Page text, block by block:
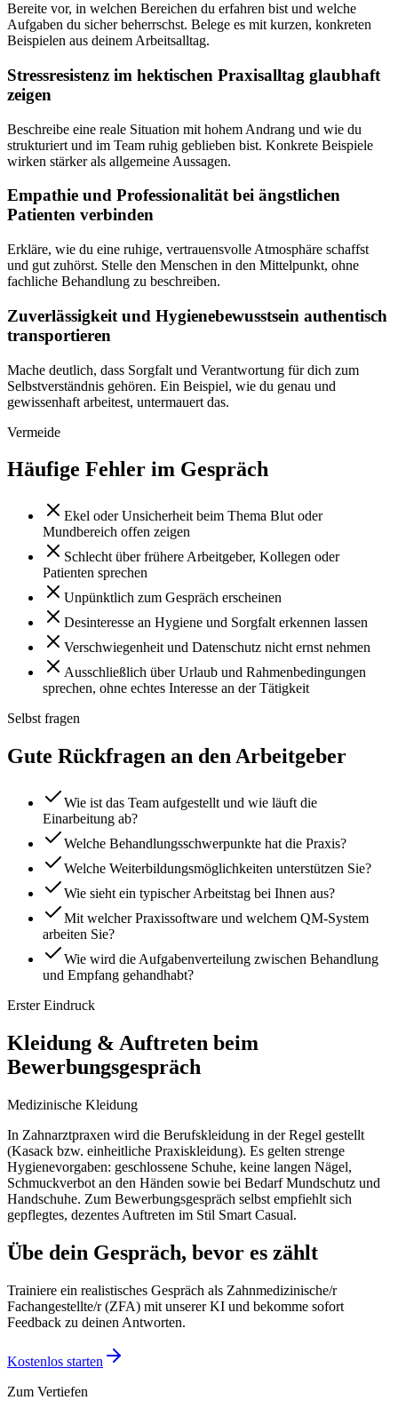
Bereite vor, in welchen Bereichen du erfahren bist und welche
Aufgaben du sicher beherrschst. Belege es mit kurzen, konkreten
Beispielen aus deinem Arbeitsalltag.
Stressresistenz im hektischen Praxisalltag glaubhaft
zeigen
Beschreibe eine reale Situation mit hohem Andrang und wie du
strukturiert und im Team ruhig geblieben bist. Konkrete Beispiele
wirken stärker als allgemeine Aussagen.
Empathie und Professionalität bei ängstlichen
Patienten verbinden
Erkläre, wie du eine ruhige, vertrauensvolle Atmosphäre schaffst
und gut zuhörst. Stelle den Menschen in den Mittelpunkt, ohne
fachliche Behandlung zu beschreiben.
Zuverlässigkeit und Hygienebewusstsein authentisch
transportieren
Mache deutlich, dass Sorgfalt und Verantwortung für dich zum
Selbstverständnis gehören. Ein Beispiel, wie du genau und
gewissenhaft arbeitest, untermauert das.
Vermeide
Häufige Fehler im Gespräch
Ekel oder Unsicherheit beim Thema Blut oder
Mundbereich offen zeigen
Schlecht über frühere Arbeitgeber, Kollegen oder
Patienten sprechen
Unpünktlich zum Gespräch erscheinen
Desinteresse an Hygiene und Sorgfalt erkennen lassen
Verschwiegenheit und Datenschutz nicht ernst nehmen
Ausschließlich über Urlaub und Rahmenbedingungen
sprechen, ohne echtes Interesse an der Tätigkeit
Selbst fragen
Gute Rückfragen an den Arbeitgeber
Wie ist das Team aufgestellt und wie läuft die
Einarbeitung ab?
Welche Behandlungsschwerpunkte hat die Praxis?
Welche Weiterbildungsmöglichkeiten unterstützen Sie?
Wie sieht ein typischer Arbeitstag bei Ihnen aus?
Mit welcher Praxissoftware und welchem QM-System
arbeiten Sie?
Wie wird die Aufgabenverteilung zwischen Behandlung
und Empfang gehandhabt?
Erster Eindruck
Kleidung & Auftreten beim
Bewerbungsgespräch
Medizinische Kleidung
In Zahnarztpraxen wird die Berufskleidung in der Regel gestellt
(Kasack bzw. einheitliche Praxiskleidung). Es gelten strenge
Hygienevorgaben: geschlossene Schuhe, keine langen Nägel,
Schmuckverbot an den Händen sowie bei Bedarf Mundschutz und
Handschuhe. Zum Bewerbungsgespräch selbst empfiehlt sich
gepflegtes, dezentes Auftreten im Stil Smart Casual.
Übe dein Gespräch, bevor es zählt
Trainiere ein realistisches Gespräch als Zahnmedizinische/r
Fachangestellte/r (ZFA) mit unserer KI und bekomme sofort
Feedback zu deinen Antworten.
Kostenlos starten
Zum Vertiefen